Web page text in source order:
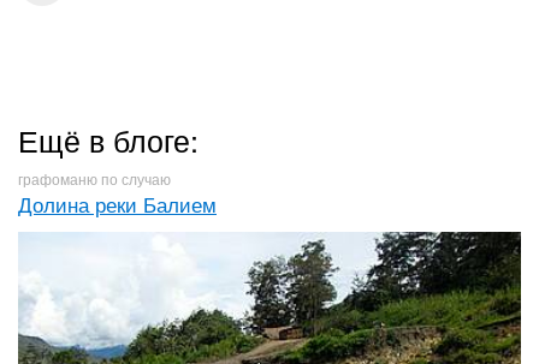
Ещё в блоге:
графоманю по случаю
Долина реки Балием